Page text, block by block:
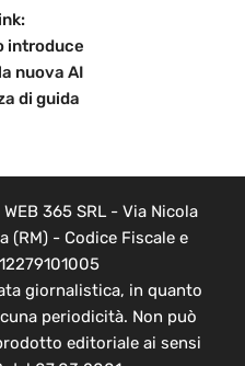
introduce
nuova AI
di guida
365 SRL - Via Nicola
(RM) - Codice Fiscale e
giornalistica, in quanto
periodicità. Non può
editoriale ai sensi